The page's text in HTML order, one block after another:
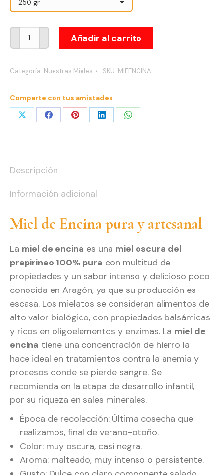
Miel
de
cantidad
Añadir al carrito
Categoría: Nuestras Mieles SKU: MIEENCINA
Comparte con tus amistades
Share Share Share Share Share
Descripción
Información adicional
Miel de Encina pura y artesanal
La miel de encina es una miel oscura del
prepirineo 100% pura con multitud de
propiedades y un sabor intenso y delicioso poco
conocida en Aragón, ya que su producción es
escasa. Los mielatos se consideran alimentos de
alto valor biológico, con propiedades balsámicas
y ricos en oligoelementos y enzimas. La miel de
encina tiene una concentración de hierro la
hace ideal en tratamientos contra la anemia y
procesos donde se pierde sangre. Se
recomienda en la etapa de desarrollo infantil,
por su riqueza en sales minerales.
Época de recolección: Última cosecha que
realizamos, final de verano-otoño.
Color: muy oscura, casi negra.
Aroma: malteado, muy intenso o persistente.